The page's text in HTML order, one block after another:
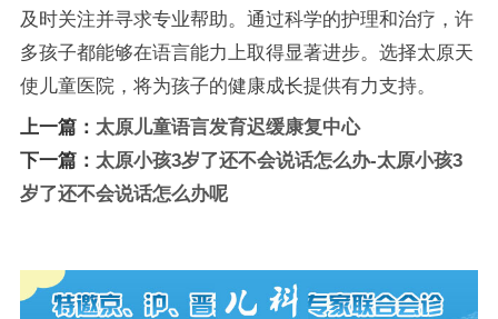
及时关注并寻求专业帮助。通过科学的护理和治疗，许
多孩子都能够在语言能力上取得显著进步。选择太原天
使儿童医院，将为孩子的健康成长提供有力支持。
上一篇： 太原儿童语言发育迟缓康复中心
下一篇： 太原小孩3岁了还不会说话怎么办-太原小孩3
岁了还不会说话怎么办呢